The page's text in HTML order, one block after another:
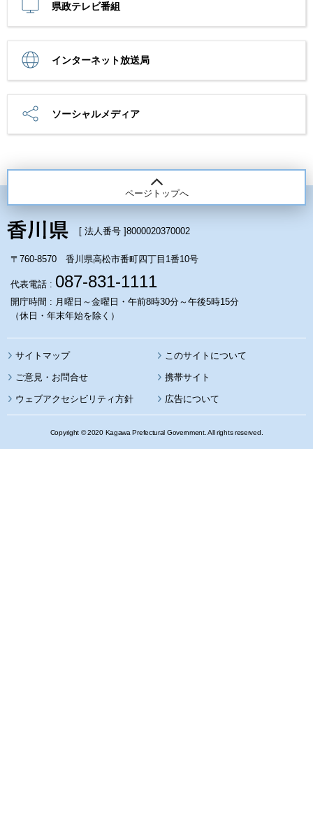
県政テレビ番組
インターネット放送局
ソーシャルメディア
ページトップへ
[ 法人番号 ]8000020370002
〒760-8570 香川県高松市番町四丁目1番10号
代表電話 : 087-831-1111
開庁時間 : 月曜日～金曜日・午前8時30分～午後5時15分
（休日・年末年始を除く）
サイトマップ このサイトについて
携帯サイト
ウェブアクセシビリティ方針 広告について
Copyright © 2020 Kagawa Prefectural Government. All rights reserved.